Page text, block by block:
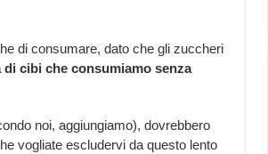
di consumare, dato che gli zuccheri
di cibi che consumiamo senza
noi, aggiungiamo), dovrebbero
vogliate escludervi da questo lento